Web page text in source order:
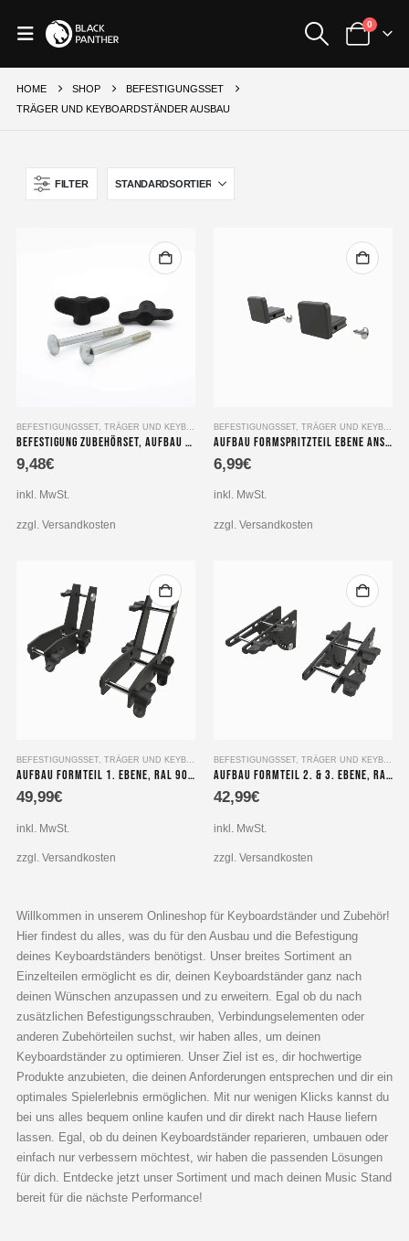
0
HOME SHOP
BEFESTIGUNGSSET
TRÄGER UND KEYBOARDSTÄNDER AUSBAU
FILTER
BEFESTIGUNGSSET, TRÄGER UND KEYBOARDSTÄNDER AUSBAU
Befestigung Zubehörset, Aufbau Basis Vierkantrohr
9,48€
inkl. MwSt.
zzgl. Versandkosten
BEFESTIGUNGSSET TRÄGER UND KEYBOARDSTÄNDER AUSBAU
Aufbau Formspritzteil Ebene Anschlag mit Schrauben 5,5×16
6,99€
inkl. MwSt.
zzgl. Versandkosten
BEFESTIGUNGSSET, TRÄGER UND KEYBOARDSTÄNDER AUSBAU
Aufbau Formteil 1. Ebene, RAL 9005 matt – Set mit Schloßschrauben und Flügelmuttern
49,99€
inkl. MwSt.
zzgl. Versandkosten
BEFESTIGUNGSSET, TRÄGER UND KEYBOARDSTÄNDER AUSBAU
Aufbau Formteil 2. & 3. Ebene, RAL 9005 matt – Set mit Schloßschrauben und Flügelmuttern
42,99€
inkl. MwSt.
zzgl. Versandkosten
Willkommen in unserem Onlineshop für Keyboardständer und Zubehör!
Hier findest du alles, was du für den Ausbau und die Befestigung
deines Keyboardständers benötigst. Unser breites Sortiment an
Einzelteilen ermöglicht es dir, deinen Keyboardständer ganz nach
deinen Wünschen anzupassen und zu erweitern. Egal ob du nach
zusätzlichen Befestigungsschrauben, Verbindungselementen oder
anderen Zubehörteilen suchst, wir haben alles, um deinen
Keyboardständer zu optimieren. Unser Ziel ist es, dir hochwertige
Produkte anzubieten, die deinen Anforderungen entsprechen und dir ein
optimales Spielerlebnis ermöglichen. Mit nur wenigen Klicks kannst du
bei uns alles bequem online kaufen und dir direkt nach Hause liefern
lassen. Egal, ob du deinen Keyboardständer reparieren, umbauen oder
einfach nur verbessern möchtest, wir haben die passenden Lösungen
für dich. Entdecke jetzt unser Sortiment und mach deinen Music Stand
bereit für die nächste Performance!